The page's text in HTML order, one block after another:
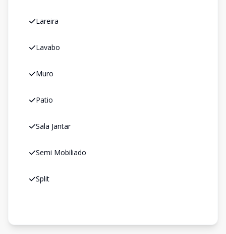
Lareira
Lavabo
Muro
Patio
Sala Jantar
Semi Mobiliado
Split